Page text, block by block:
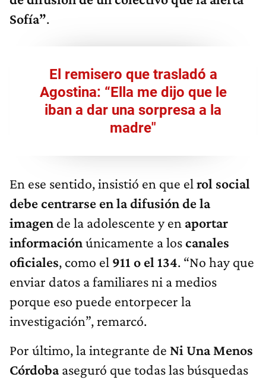
Sofía”.
El remisero que trasladó a
Agostina: “Ella me dijo que le
iban a dar una sorpresa a la
madre"
En ese sentido, insistió en que el rol social
debe centrarse en la difusión de la
imagen de la adolescente y en aportar
informaciónúnicamente a loscanales
oficiales, como el 911 o el 134. “No hay que
enviar datos a familiares ni a medios
porque eso puede entorpecer la
investigación”, remarcó.
Por último, la integrante de Ni Una Menos
Córdobaaseguró que todas las búsquedas